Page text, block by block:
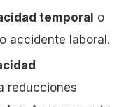
temporal o
accidente laboral.
reducciones